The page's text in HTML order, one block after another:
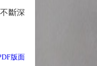
斷深
版面